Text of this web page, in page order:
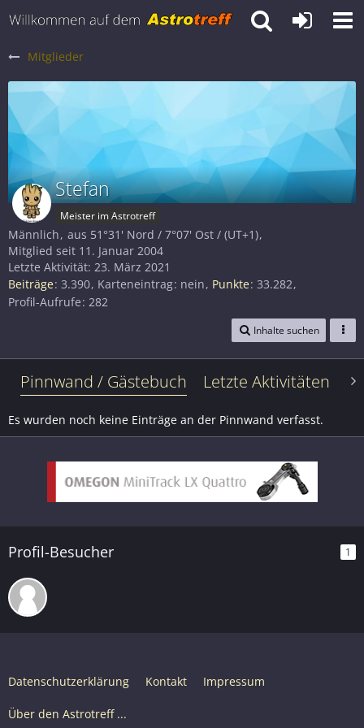
Mitglieder
Stefan
Meister im Astrotreff
Männlich aus 51°31' Nord / 7°07' Ost / (UT+1)
Mitglied seit 11. Januar 2004
Letzte Aktivität: 23. März 2021
Beiträge 3.390 Karteneintrag nein Punkte 33.282
Profil-Aufrufe 282
Inhalte suchen
Pinnwand / Gästebuch Letzte Aktivitäten
Es wurden noch keine Einträge an der Pinnwand verfasst.
Profil-Besucher 1
Datenschutzerklärung Kontakt Impressum
Über den Astrotreff ...